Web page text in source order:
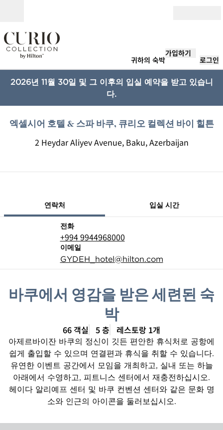
귀하의 숙박
가입하기
로그인
2026년 11월 30일 및 그 이후의 입실 예약을 받고 있습니
다.
엑셀시어 호텔 & 스파 바쿠, 큐리오 컬렉션 바이 힐튼
2 Heydar Aliyev Avenue, Baku, Azerbaijan
연락처
입실 시간
전화
전화
+994 9944968000
이메일
이메일
GYDEH_hotel@hilton.com
바쿠에서 영감을 받은 세련된 숙
박
66 객실 5 층 레스토랑 1개
아제르바이잔 바쿠의 정신이 깃든 편안한 휴식처로 공항에
쉽게 출입할 수 있으며 연결편과 휴식을 취할 수 있습니다.
유연한 이벤트 공간에서 모임을 개최하고, 실내 또는 하늘
아래에서 수영하고, 피트니스 센터에서 재충전하십시오.
헤이다 알리예프 센터 및 바쿠 컨벤션 센터와 같은 문화 명
소와 인근의 아이콘을 둘러보십시오.